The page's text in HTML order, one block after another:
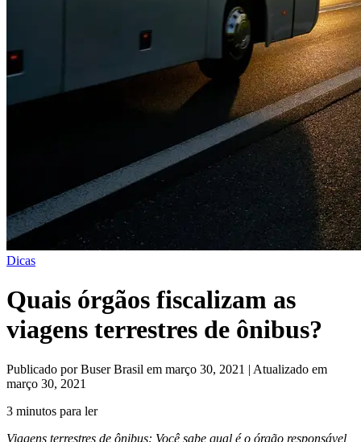
Dicas
Quais órgãos fiscalizam as
viagens terrestres de ônibus?
Publicado por Buser Brasil em março 30, 2021 | Atualizado em
março 30, 2021
3 minutos para ler
Viagens terrestres de ônibus: Você sabe qual é o órgão responsável